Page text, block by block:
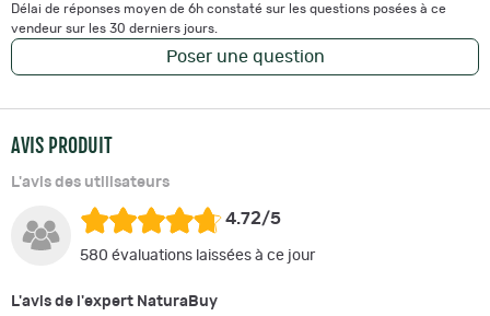
Délai de réponses moyen de 6h constaté sur les questions posées à ce
vendeur sur les 30 derniers jours.
Poser une question
AVIS PRODUIT
L'avis des utilisateurs
4.72/5
580 évaluations laissées à ce jour
L'avis de l'expert NaturaBuy